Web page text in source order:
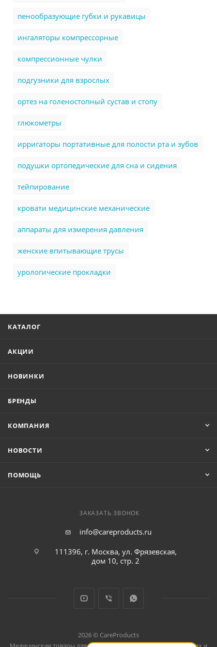
пенообразующие губки и рукавицы
ингаляторы компрессорные
компрессионные чулки
подгузники для взрослых
ортез на голеностопный сустав и стопу
глюкометры
ирригаторы портативные для полости рта и зубов
подушки ортопедические для сна и сидения
тейпирование
кровати медицинские механические
аппараты для измерения давления
женские впитывающие трусы
урологические прокладки
КАТАЛОГ
АКЦИИ
НОВИНКИ
БРЕНДЫ
КОМПАНИЯ
НОВОСТИ
ПОМОЩЬ
ЗАКАЗАТЬ ЗВОНОК
info@careproducts.ru
111396, г. Москва, ул. Фрязевская,
дом 10, стр. 2
2026 © CareProducts